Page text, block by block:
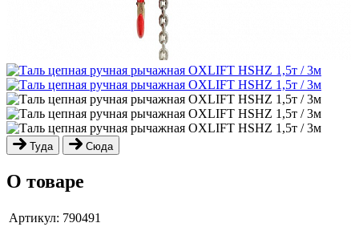
Туда Сюда
О товаре
Артикул: 790491